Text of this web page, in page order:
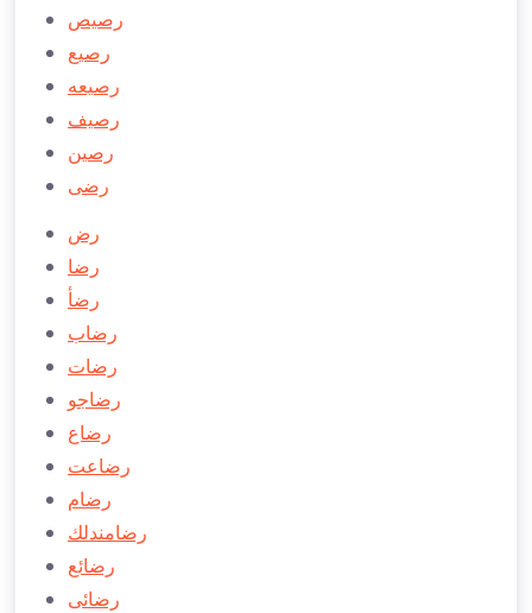
رصيص
رصيع
رصیعه
رصيف
رصین
رضی
رض
رضا
رضأ
رضاب
رضات
رضاجو
رضاع
رضاعت
رضام
رضامندلك
رضائع
رضائی